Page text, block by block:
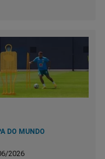
DO MUNDO
2026